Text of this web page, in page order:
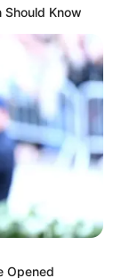
Should Know
Opened